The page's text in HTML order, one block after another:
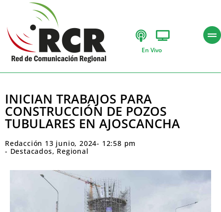
En Vivo
INICIAN TRABAJOS PARA
CONSTRUCCIÓN DE POZOS
TUBULARES EN AJOSCANCHA
Redacción 13 junio, 2024- 12:58 pm
- Destacados, Regional